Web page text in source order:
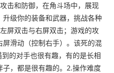
击和防御，在角斗场中，展现
级你的装备和武器，挑战各种
屏双击与右屏双击；游戏的攻
滑动（控制右手）。该死的混
的对手也很有趣，有的是长相
，都是很有趣的。2.操作难度